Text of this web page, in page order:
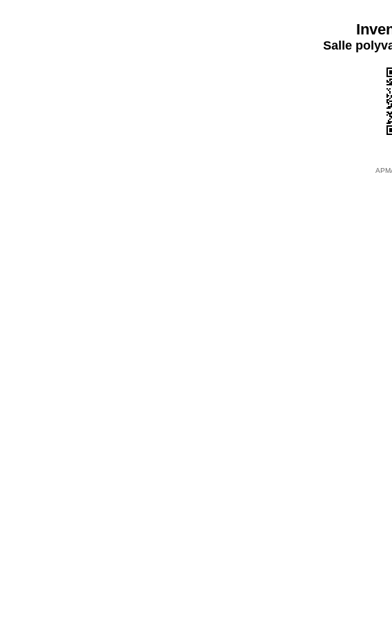
Salle